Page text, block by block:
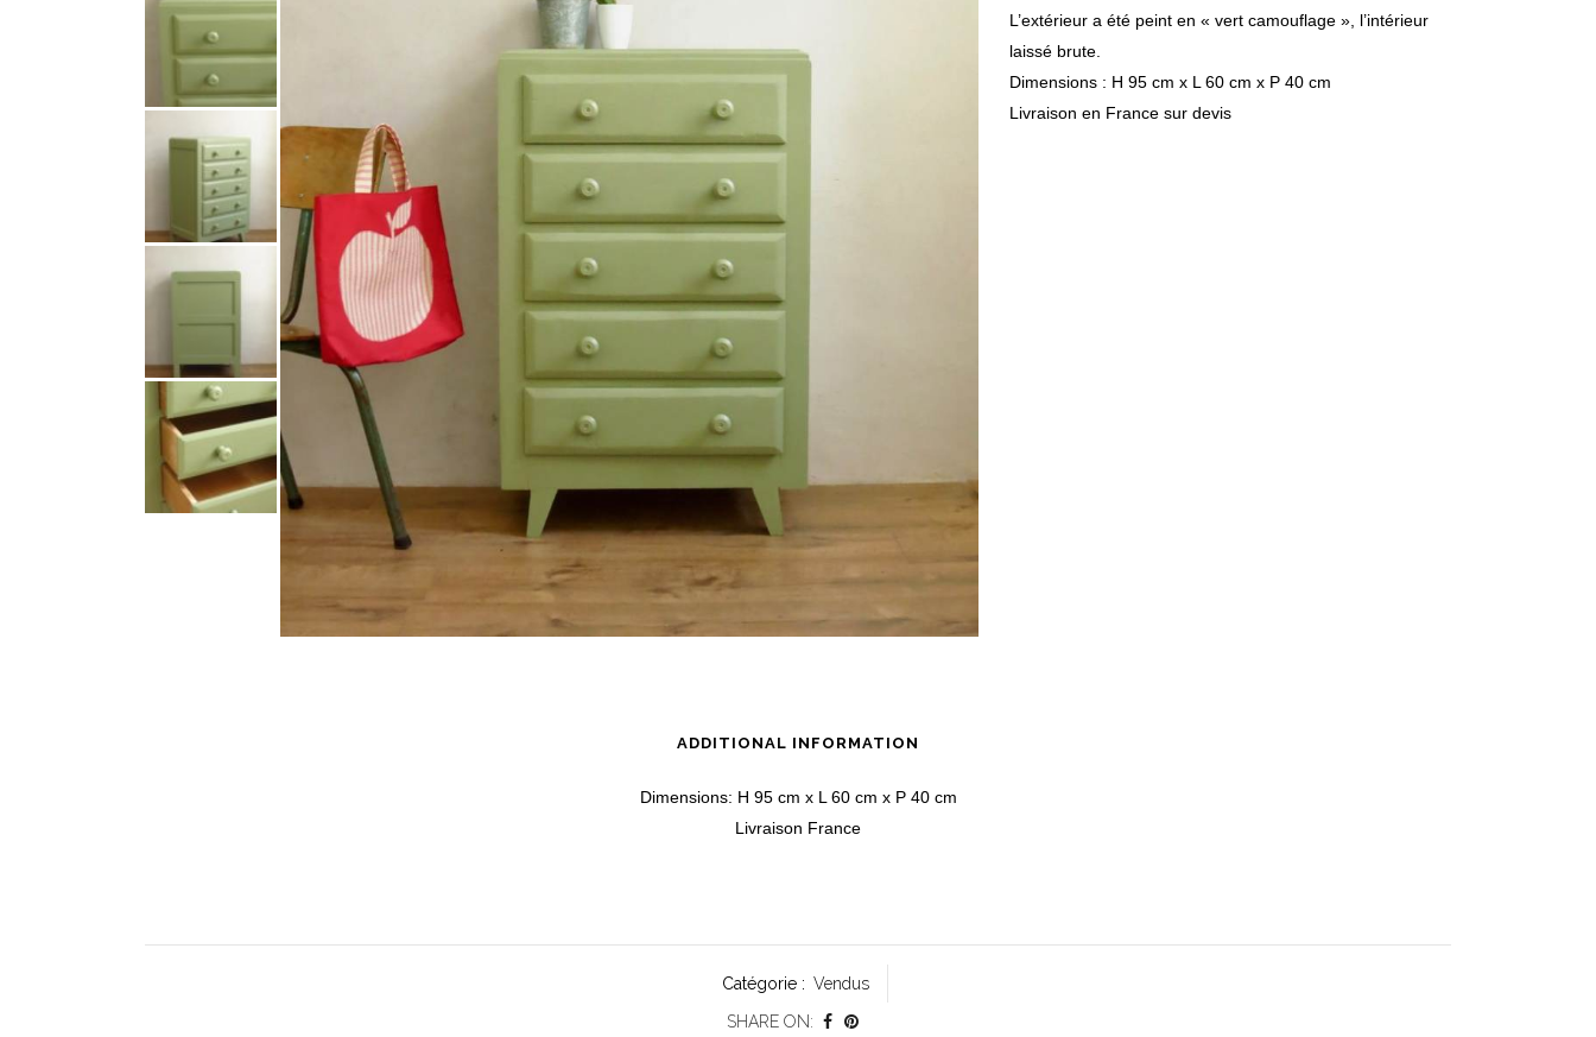
L’extérieur a été peint en « vert camouflage », l’intérieur
laissé brute.
Dimensions : H 95 cm x L 60 cm x P 40 cm
Livraison en France sur devis
ADDITIONAL INFORMATION
Dimensions: H 95 cm x L 60 cm x P 40 cm
Livraison France
Catégorie : Vendus
SHARE ON: